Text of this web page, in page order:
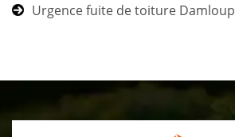
Urgence fuite de toiture Damloup